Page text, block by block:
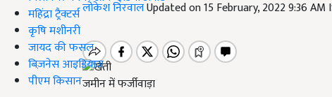
महिंद्रा ट्रैक्टर्स
कृषि मशीनरी
जायद की फसल
बिज़नेस आइडियाज
पीएम किसान
लोकेश निरवालUpdated on 15 February, 2022 9:36 AM
जमीन में फर्जीवाड़ा